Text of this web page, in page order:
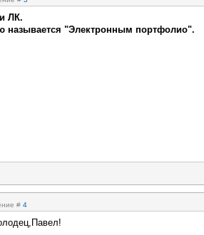
ЛК.
называется "Электронным портфолио".
# 4